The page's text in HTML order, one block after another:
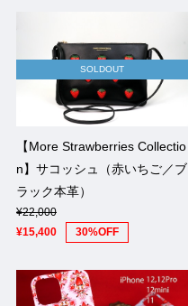
SOLDOUT
【More Strawberries Collectio
n】サコッシュ（赤いちご／ブ
ラック本革）
¥22,000
¥15,400
30%OFF